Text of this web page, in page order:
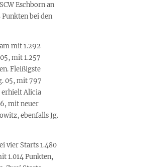
Eschborn an
bei den
mit 1.292
mit 1.257
Fleißigste
05, mit 797
erhielt Alicia
mit neuer
ebenfalls Jg.
vier Starts 1.480
1.014 Punkten,